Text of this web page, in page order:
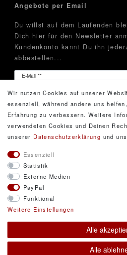
Angebote per Email
Du willst auf dem Laufenden
Dich hier für den Newsletter
Kundenkonto kannt Du ihn
abbestellen...
E-Mail **
Newsletter
Hiermit bestätige ich, dass ich die
gelesen habe. Meine Einwilligung
widerrufen.**
© Copyright 2026 DarXity
und Style durch DarXity
Alle Preise inklusive
Wir nutzen Cookies auf unserer
essenziell, während andere uns
Erfahrung zu verbessern. Weitere
verwendeten Cookies und Deinen
unserer Daten­schutz­erklärung und
Essenziell
Statistik
Externe Medien
PayPal
Funktional
Weitere Einstellungen
Alle
Alle